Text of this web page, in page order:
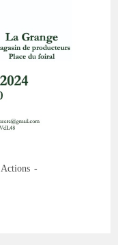
Actions